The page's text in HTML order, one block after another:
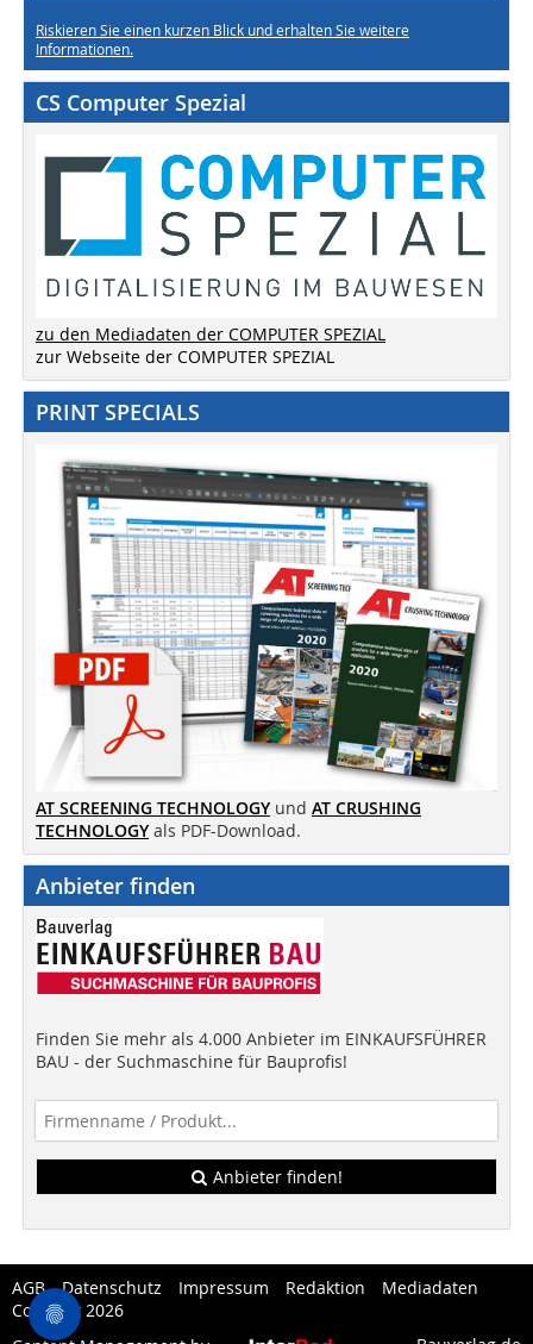
Riskieren Sie einen kurzen Blick und erhalten Sie weitere
Informationen.
CS Computer Spezial
zu den Mediadaten der COMPUTER SPEZIAL
zur Webseite der COMPUTER SPEZIAL
PRINT SPECIALS
AT SCREENING TECHNOLOGY und AT CRUSHING
TECHNOLOGY als PDF-Download.
Anbieter finden
Finden Sie mehr als 4.000 Anbieter im EINKAUFSFÜHRER
BAU - der Suchmaschine für Bauprofis!
Anbieter finden!
AGB Datenschutz Impressum Redaktion
Mediadaten
Copytest 2026